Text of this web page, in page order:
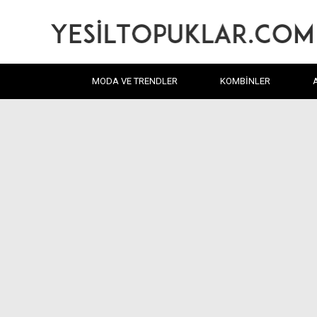
MODA VE TRENDLER KOMBINLER